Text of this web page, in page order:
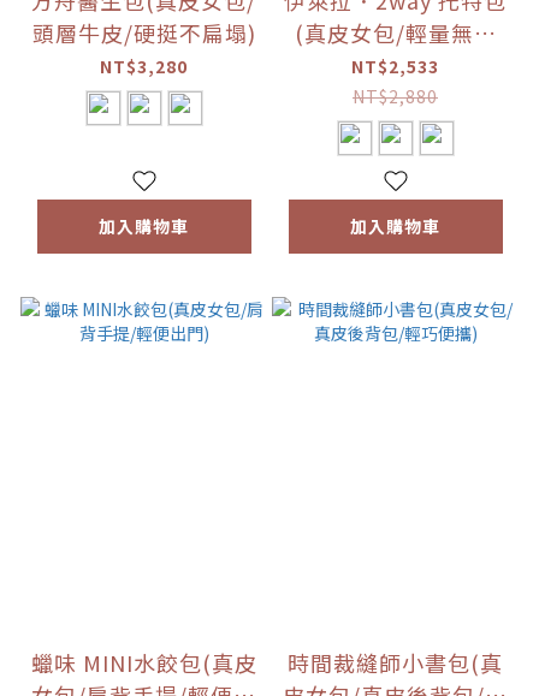
頭層牛皮/硬挺不扁塌)
NT$3,280
加入購物車
(真皮女包/輕量無負
擔/大容量小包)
NT$2,533
NT$2,880
加入購物車
蠟味 MINI水餃包(真皮
時間裁縫師小書包(真